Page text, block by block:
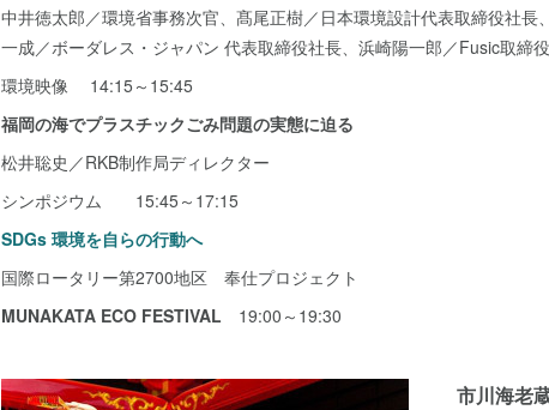
中井徳太郎／環境省事務次官、髙尾正樹／日本環境設計代表取締役社長
一成／ボーダレス・ジャパン 代表取締役社長、浜崎陽一郎／Fusic取締
環境映像 14:15～15:45
福岡の海でプラスチックごみ問題の実態に迫る
松井聡史／RKB制作局ディレクター
シンポジウム 15:45～17:15
SDGs 環境を自らの行動へ
国際ロータリー第2700地区 奉仕プロジェクト
MUNAKATA ECO FESTIVAL 19:00～19:30
市川海老